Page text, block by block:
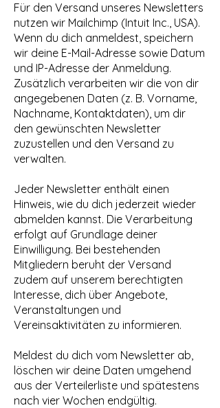
Für den Versand unseres Newsletters
nutzen wir Mailchimp (Intuit Inc., USA).
Wenn du dich anmeldest, speichern
wir deine E-Mail-Adresse sowie Datum
und IP-Adresse der Anmeldung.
Zusätzlich verarbeiten wir die von dir
angegebenen Daten (z. B. Vorname,
Nachname, Kontaktdaten), um dir
den gewünschten Newsletter
zuzustellen und den Versand zu
verwalten.
Jeder Newsletter enthält einen
Hinweis, wie du dich jederzeit wieder
abmelden kannst. Die Verarbeitung
erfolgt auf Grundlage deiner
Einwilligung. Bei bestehenden
Mitgliedern beruht der Versand
zudem auf unserem berechtigten
Interesse, dich über Angebote,
Veranstaltungen und
Vereinsaktivitäten zu informieren.
Meldest du dich vom Newsletter ab,
löschen wir deine Daten umgehend
aus der Verteilerliste und spätestens
nach vier Wochen endgültig.